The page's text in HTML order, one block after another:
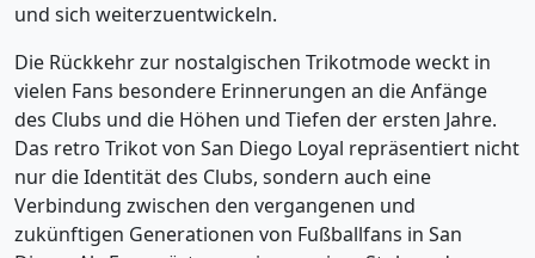
und sich weiterzuentwickeln.
Die Rückkehr zur nostalgischen Trikotmode weckt in
vielen Fans besondere Erinnerungen an die Anfänge
des Clubs und die Höhen und Tiefen der ersten Jahre.
Das retro Trikot von San Diego Loyal repräsentiert nicht
nur die Identität des Clubs, sondern auch eine
Verbindung zwischen den vergangenen und
zukünftigen Generationen von Fußballfans in San